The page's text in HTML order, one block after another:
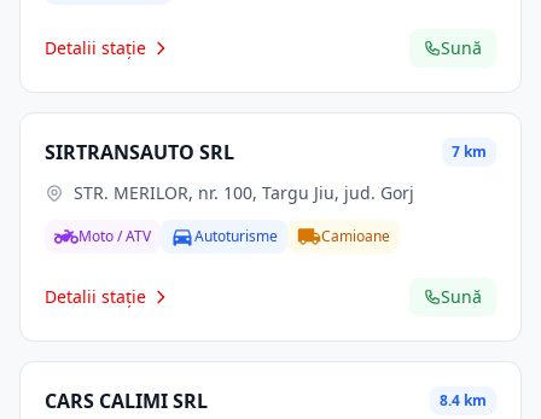
Detalii stație Sună
SIRTRANSAUTO SRL 7 km
STR. MERILOR, nr. 100, Targu Jiu, jud. Gorj
Moto / ATV Autoturisme Camioane
Detalii stație Sună
CARS CALIMI SRL 8.4 km